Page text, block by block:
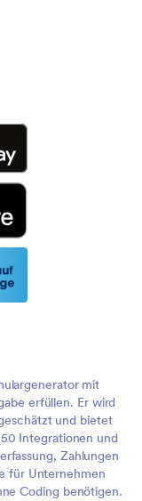
mit
erfüllen. Er wird
und bietet
Integrationen und
Zahlungen
für Unternehmen
Coding benötigen.